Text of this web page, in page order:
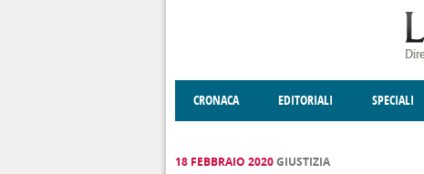
CRONACA EDITORIALI SPECIALI
18 FEBBRAIO 2020GIUSTIZIA